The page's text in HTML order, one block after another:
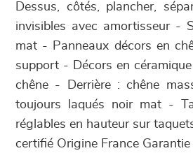
Dessus, côtés, plancher,
invisibles avec amortisseur -
mat - Panneaux décors en
support - Décors en
chêne - Derrière : chêne
toujours laqués noir mat -
réglables en hauteur sur
certifié Origine France